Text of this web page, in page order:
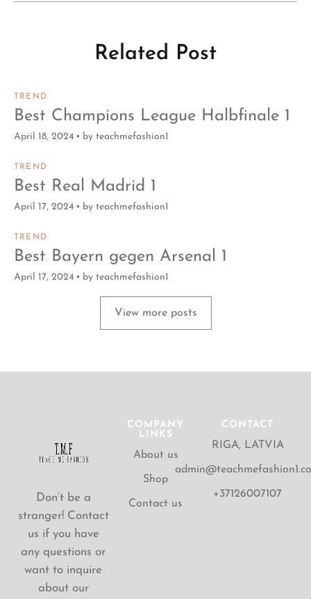
Related Post
TREND
Best Champions League Halbfinale 1
April 18, 2024 by teachmefashion1
TREND
Best Real Madrid 1
April 17, 2024 by teachmefashion1
TREND
Best Bayern gegen Arsenal 1
April 17, 2024 by teachmefashion1
View more posts
Don’t be a
stranger! Contact
us if you have
any questions or
want to inquire
about our
COMPANY
LINKS
About us
Shop
Contact us
CONTACT
RIGA, LATVIA
+37126007107